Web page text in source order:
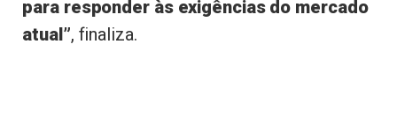
para responder às exigências do mercado
atual”, finaliza.